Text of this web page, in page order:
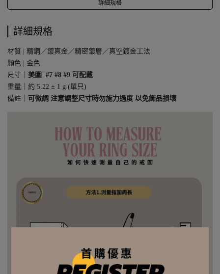
詳細規格
詳細規格
材質 | 精鋼／鍍真金／精密鍍層／真空鍍金工法
顏色 | 金色
尺寸｜ 美圍 #7 #8 #9 可配戴
重量｜約 5.22 ± 1 g (單只)
備註｜
可微調 注意調整尺寸時勿施力過度 以免飾品損壞